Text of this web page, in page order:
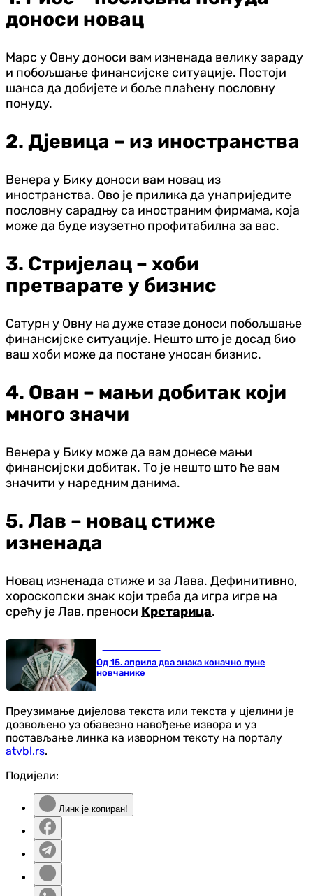
доноси новац
Марс у Овну доноси вам изненада велику зараду
и побољшање финансијске ситуације. Постоји
шанса да добијете и боље плаћену пословну
понуду.
2. Д‌јевица – из иностранства
Венера у Бику доноси вам новац из
иностранства. Ово је прилика да унаприједите
пословну сарадњу са иностраним фирмама, која
може да буде изузетно профитабилна за вас.
3. Стријелац – хоби
претварате у бизнис
Сатурн у Овну на дуже стазе доноси побољшање
финансијске ситуације. Нешто што је досад био
ваш хоби може да постане уносан бизнис.
4. Ован – мањи добитак који
много значи
Венера у Бику може да вам донесе мањи
финансијски добитак. То је нешто што ће вам
значити у наредним данима.
5. Лав – новац стиже
изненада
Новац изненада стиже и за Лава. Дефинитивно,
хороскопски знак који треба да игра игре на
срећу је Лав, преноси Крстарица.
Од 15. априла два знака коначно пуне
новчанике
Преузимање дијелова текста или текста у цјелини је
дозвољено уз обавезно навођење извора и уз
постављање линка ка изворном тексту на порталу
atvbl.rs.
Подијели:
Линк је копиран!